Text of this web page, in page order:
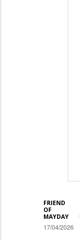
FRIEND
OF
MAYDAY
17/04/2026